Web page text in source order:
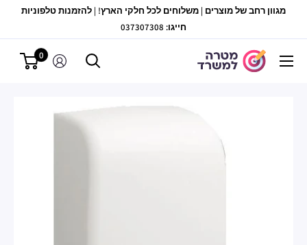
מגוון רחב של מוצרים | משלוחים לכל חלקי הארץ! | להזמנות טלפוניות
חייגו: 037307308
מטרה
0